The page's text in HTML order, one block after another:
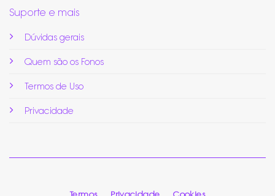
Suporte e mais
Dúvidas gerais
Quem são os Fonos
Termos de Uso
Privacidade